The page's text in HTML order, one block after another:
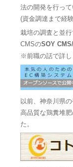
法の開発を行って
(資金調達まで経
栽培の調査と並
CMSのSOY
※前職の話で詳し
以前、神奈川県
高品質な鶏糞堆
た。